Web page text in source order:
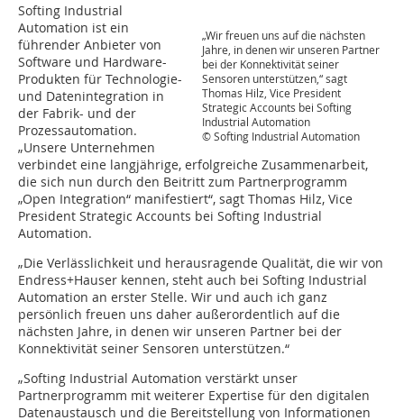
„Wir freuen uns auf die nächsten
Jahre, in denen wir unseren Partner
bei der Konnektivität seiner
Sensoren unterstützen,“ sagt
Thomas Hilz, Vice President
Strategic Accounts bei Softing
Industrial Automation
© Softing Industrial Automation
Softing Industrial
Automation ist ein
führender Anbieter von
Software und Hardware-
Produkten für Technologie-
und Datenintegration in
der Fabrik- und der
Prozessautomation.
„Unsere Unternehmen
verbindet eine langjährige, erfolgreiche Zusammenarbeit,
die sich nun durch den Beitritt zum Partnerprogramm
„Open Integration“ manifestiert“, sagt Thomas Hilz, Vice
President Strategic Accounts bei Softing Industrial
Automation.
„Die Verlässlichkeit und herausragende Qualität, die wir von
Endress+Hauser kennen, steht auch bei Softing Industrial
Automation an erster Stelle. Wir und auch ich ganz
persönlich freuen uns daher außerordentlich auf die
nächsten Jahre, in denen wir unseren Partner bei der
Konnektivität seiner Sensoren unterstützen.“
„Softing Industrial Automation verstärkt unser
Partnerprogramm mit weiterer Expertise für den digitalen
Datenaustausch und die Bereitstellung von Informationen